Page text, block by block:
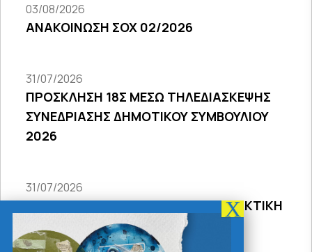
03/08/2026
ΑΝΑΚΟΙΝΩΣΗ ΣΟΧ 02/2026
31/07/2026
ΠΡΟΣΚΛΗΣΗ 18Σ ΜΕΣΩ ΤΗΛΕΔΙΑΣΚΕΨΗΣ
ΣΥΝΕΔΡΙΑΣΗΣ ΔΗΜΟΤΙΚΟΥ ΣΥΜΒΟΥΛΙΟΥ
2026
31/07/2026
ΠΡΟΣΚΛΗΣΗ 27ης ΣΥΝΕΔΡΙΑΣΗΣ ΤΑΚΤΙΚΗ